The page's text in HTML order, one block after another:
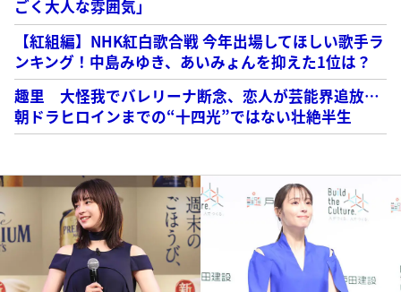
ごく大人な雰囲気」
【紅組編】NHK紅白歌合戦 今年出場してほしい歌手ラ
ンキング！中島みゆき、あいみょんを抑えた1位は？
趣里 大怪我でバレリーナ断念、恋人が芸能界追放…
朝ドラヒロインまでの“十四光”ではない壮絶半生